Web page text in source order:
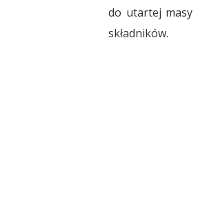
do utartej masy
składników.